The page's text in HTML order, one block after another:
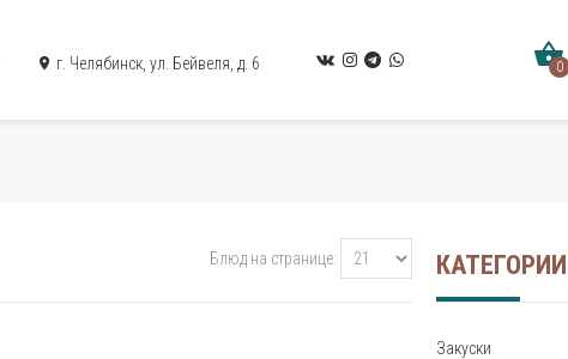
г. Челябинск, ул. Бейвеля, д. 6 0
Блюд на странице КАТЕГОРИИ
Закуски